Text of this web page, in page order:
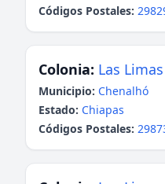
Códigos Postales:
Colonia: Las
Municipio: Chenalhó
Estado: Chiapas
Códigos Postales: